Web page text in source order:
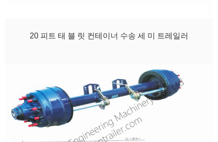
20 피트 태 블 릿 컨테이너 수송 세 미 트레일러